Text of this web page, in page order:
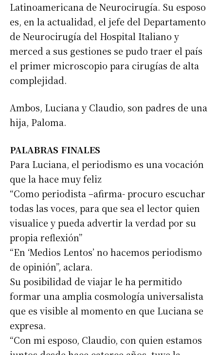
Latinoamericana de Neurocirugía. Su esposo
es, en la actualidad, el jefe del Departamento
de Neurocirugía del Hospital Italiano y
merced a sus gestiones se pudo traer el país
el primer microscopio para cirugías de alta
complejidad.
Ambos, Luciana y Claudio, son padres de una
hija, Paloma.
PALABRAS FINALES
Para Luciana, el periodismo es una vocación
que la hace muy feliz
“Como periodista –afirma- procuro escuchar
todas las voces, para que sea el lector quien
visualice y pueda advertir la verdad por su
propia reflexión”
“En ‘Medios Lentos’ no hacemos periodismo
de opinión”, aclara.
Su posibilidad de viajar le ha permitido
formar una amplia cosmología universalista
que es visible al momento en que Luciana se
expresa.
“Con mi esposo, Claudio, con quien estamos